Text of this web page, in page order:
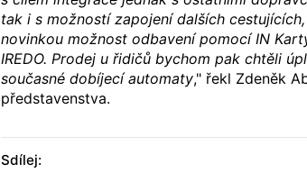
tak i s možností zapojení dalších
novinkou možnost odbavení pomocí IN
IREDO. Prodej u řidičů bychom pak chtěli
současné dobíjecí automaty," řekl Zdeněk
představenstva.
Sdílej: